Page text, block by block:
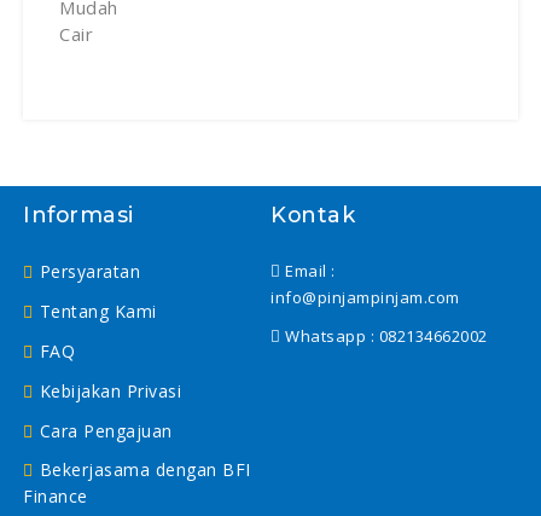
Informasi
Persyaratan
Tentang Kami
FAQ
Kebijakan Privasi
Cara Pengajuan
Bekerjasama dengan BFI
Finance
Kontak
Email :
info@pinjampinjam.com
Whatsapp : 082134662002